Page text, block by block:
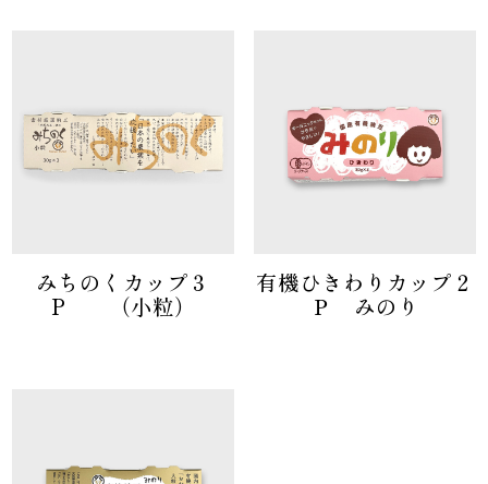
みちのくカップ３
P （小粒）
有機ひきわりカップ２
Ｐ みのり